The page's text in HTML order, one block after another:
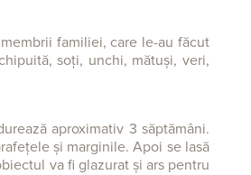
familiei, care le-au făcut
soți, unchi, mătuși, veri,
aproximativ 3 săptămâni.
și marginile. Apoi se lasă
va fi glazurat și ars pentru